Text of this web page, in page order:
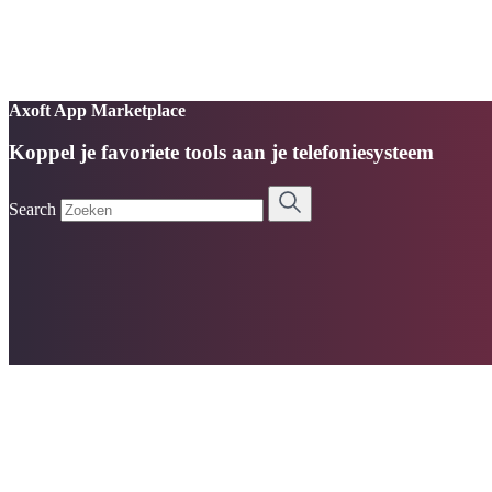
Axoft App Marketplace
Koppel je favoriete tools aan je telefoniesysteem
Search